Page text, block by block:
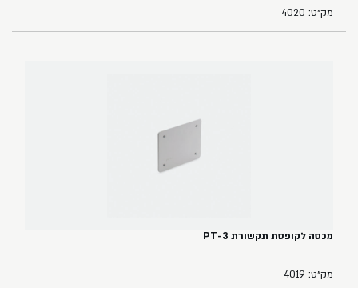
מק״ט: 4020
מכסה לקופסת תקשורת PT-3
מק״ט: 4019